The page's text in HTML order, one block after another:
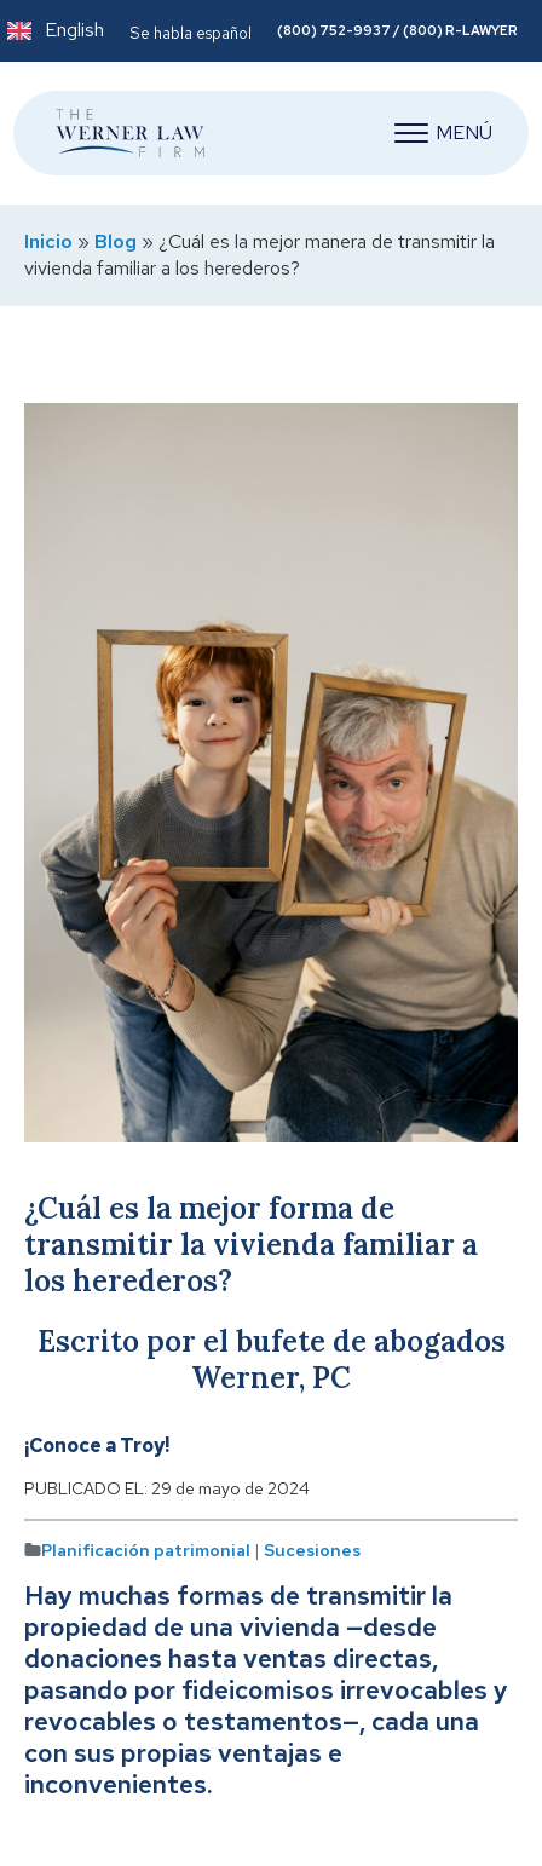
English Se habla español (800) 752-9937 / (800) R-LAWYER
MENÚ
Inicio » Blog » ¿Cuál es la mejor manera de transmitir la
vivienda familiar a los herederos?
¿Cuál es la mejor forma de
transmitir la vivienda familiar a
los herederos?
Escrito por el bufete de abogados
Werner, PC
¡Conoce a Troy!
PUBLICADO EL: 29 de mayo de 2024
Planificación patrimonial | Sucesiones
Hay muchas formas de transmitir la
propiedad de una vivienda —desde
donaciones hasta ventas directas,
pasando por fideicomisos irrevocables y
revocables o testamentos—, cada una
con sus propias ventajas e
inconvenientes.